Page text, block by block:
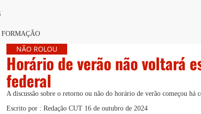
NÃO ROLOU
Horário de verão não voltará
federal
A discussão sobre o retorno ou não do horário de verão começou há
Escrito por : Redação CUT 16 de outubro de 2024